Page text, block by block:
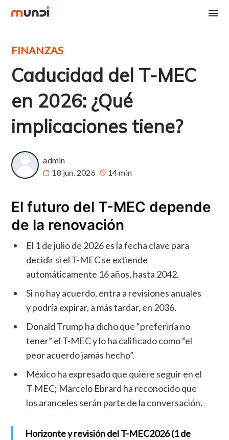
FINANZAS
Caducidad del T-MEC
en 2026: ¿Qué
implicaciones tiene?
admin
18 jun. 2026
14 min
El futuro del T-MEC depende
de la renovación
El 1 de julio de 2026 es la fecha clave para
decidir si el T-MEC se extiende
automáticamente 16 años, hasta 2042.
Si no hay acuerdo, entra a revisiones anuales
y podría expirar, a más tardar, en 2036.
Donald Trump ha dicho que “preferiría no
tener” el T-MEC y lo ha calificado como “el
peor acuerdo jamás hecho”.
México ha expresado que quiere seguir en el
T-MEC; Marcelo Ebrard ha reconocido que
los aranceles serán parte de la conversación.
Horizonte y revisión del T-MEC2026 (1 de